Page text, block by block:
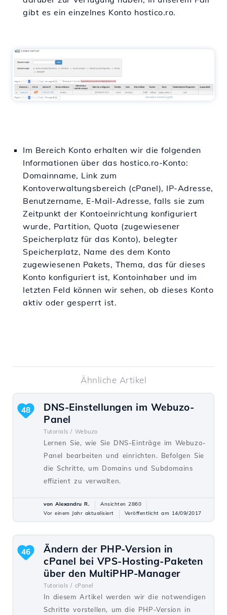
gibt es ein einzelnes Konto hostico.ro.
Im Bereich Konto erhalten wir die folgenden
Informationen über das hostico.ro-Konto:
Domainname, Link zum
Kontoverwaltungsbereich (cPanel), IP-Adresse,
Benutzername, E-Mail-Adresse, falls sie zum
Zeitpunkt der Kontoeinrichtung konfiguriert
wurde, Partition, Quota (zugewiesener
Speicherplatz für das Konto), belegter
Speicherplatz, Name des dem Konto
zugewiesenen Pakets, Thema, das für dieses
Konto konfiguriert ist, Kontoinhaber und im
letzten Feld können wir sehen, ob dieses Konto
aktiv oder gesperrt ist.
Ähnliche Artikel
DNS-Einstellungen im Webuzo-
Panel
Tutorials / Webuzo
Lernen Sie, wie Sie DNS-Einträge im Webuzo-
Panel bearbeiten und einrichten. Befolgen Sie
die Schritte, um Domains und Subdomains
effizient zu verwalten.
48
von Alexandru R.
Ansichten 2860
Vor einem Jahr aktualisiert
Veröffentlicht am 14/09/2017
Ändern der PHP-Version in
cPanel bei VPS-Hosting-Paketen
über den MultiPHP-Manager
Tutorials / cPanel
In diesem Artikel werden wir die notwendigen
Schritte vorstellen, um die PHP-Version in
46